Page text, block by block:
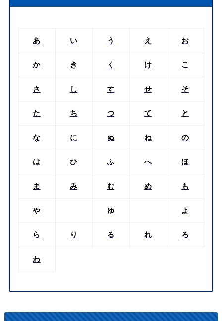
あ い う え お
か き く け こ
さ し す せ そ
た ち つ て と
な に ぬ ね の
は ひ ふ へ ほ
ま み む め も
や ゆ よ
ら り る れ ろ
わ